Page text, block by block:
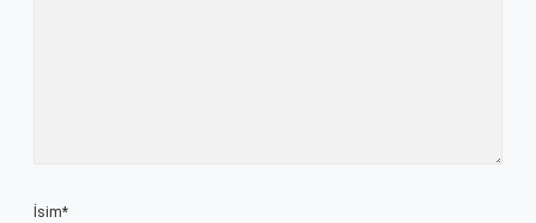
İsim*